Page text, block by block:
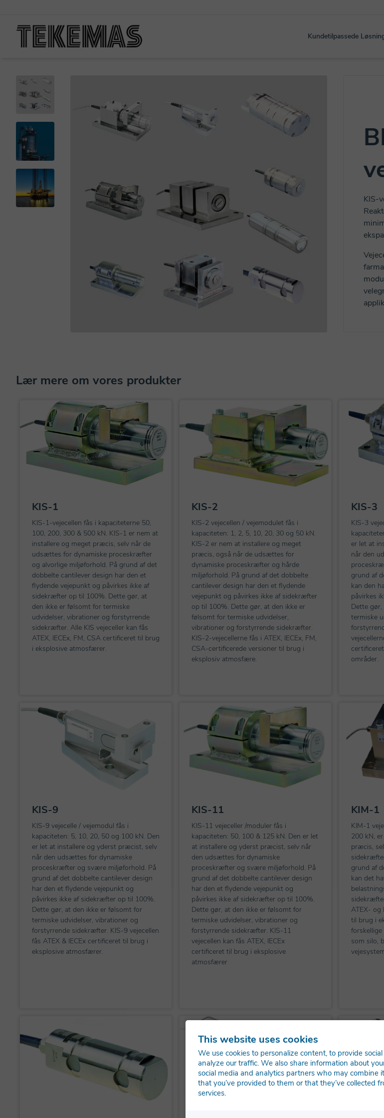
This website uses cookies
We use cookies to personalize content, to provide
analyze our traffic. We also share information about
social media and analytics partners who may combine
that you’ve provided to them or that they’ve collected
services.
Kundetilpassede
KIS-
Lær mere om vores produkter
KIS-1
KIS-1-vejecellen fås i kapaciteterne 50,
100, 200, 300 & 500 kN. KIS-1 er nem at
installere og meget præcis, selv når de
udsættes for dynamiske proceskræfter
og alvorlige miljøforhold. På grund af det
dobbelte cantilever design har den et
flydende vejepunkt og påvirkes ikke af
sidekræfter op til 100%. Dette gør, at
den ikke er følsomt for termiske
udvidelser, vibrationer og forstyrrende
sidekræfter. Alle KIS vejeceller kan fås
ATEX, IECEx, FM, CSA certificeret til brug
i eksplosive atmosfærer.
KIS-2
KIS-2 vejecellen / vejemodulet fås i
kapaciteten: 1, 2, 5, 10, 20, 30 og 50 kN.
KIS-2 er nem at installere og meget
præcis, også når de udsættes for
dynamiske proceskræfter og hårde
miljøforhold. På grund af det dobbelte
cantilever design har den et flydende
vejepunkt og påvirkes ikke af sidekræfter
op til 100%. Dette gør, at den ikke er
følsomt for termiske udvidelser,
vibrationer og forstyrrende sidekræfter.
KIS-2-vejecellerne fås i ATEX, IECEx, FM,
CSA-certificerede versioner til brug i
eksplosiv atmosfære.
KIS-3
KIS-3
er let at
når den
grund af
kan den
påvirkes
Dette
termiske
områder.
KIS-9
KIS-9 vejecelle / vejemodul fås i
kapaciteten: 5, 10, 20, 50 og 100 kN. Den
er let at installere og yderst præcist, selv
når den udsættes for dynamiske
proceskræfter og svære miljøforhold. På
grund af det dobbelte cantilever design
har den et flydende vejepunkt og
påvirkes ikke af sidekræfter op til 100%.
Dette gør, at den ikke er følsomt for
termiske udvidelser, vibrationer og
forstyrrende sidekræfter. KIS-9 vejecellen
fås ATEX & IECEx certificeret til brug i
eksplosive atmosfærer.
KIS-11
KIS-11 vejeceller /moduler fås i
kapaciteten: 50, 100 & 125 kN. Den er let
at installere og yderst præcist, selv når
den udsættes for dynamiske
proceskræfter og svære miljøforhold. På
grund af det dobbelte cantilever design
har den et flydende vejepunkt og
påvirkes ikke af sidekræfter op til 100%.
Dette gør, at den ikke er følsomt for
termiske udvidelser, vibrationer og
forstyrrende sidekræfter. KIS-11
vejecellen kan fås ATEX, IECEx
certificeret til brug i eksplosive
atmosfærer
KIM-1
KIM-1
200 kN,
præcis,
grund af
kan det
ATEX- og
til brug i
som silo,